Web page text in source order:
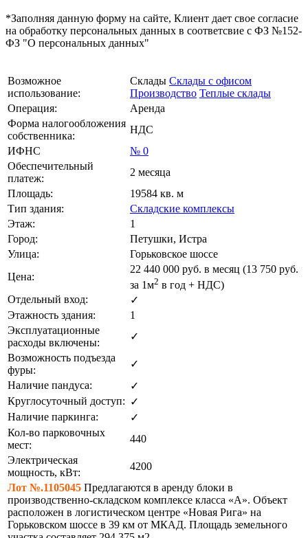
*Заполняя данную форму на сайте, Клиент дает свое согласие
на обработку персональных данных в соответсвие с ФЗ №152-
ФЗ "О персональных данных"
Возможное
использование:
Склады Склады с офисом
Производство Теплые склады
Операция:
Аренда
Форма налогообложения
собственника:
НДС
ИФНС
№ 0
Обеспечительный
платеж:
2 месяца
Площадь:
19584 кв. м
Тип здания:
Складские комплексы
Этаж:
1
Город:
Петушки, Истра
Улица:
Горьковское шоссе
Цена:
22 440 000 руб. в месяц (13 750 руб.
за 1м2 в год + НДС)
Отдельный вход:
✓
Этажность здания:
1
Эксплуатационные
расходы включены:
✓
Возможность подъезда
фуры:
✓
Наличие пандуса:
✓
Круглосуточный доступ: ✓
Наличие паркинга:
✓
Кол-во парковочных
мест:
440
Электрическая
мощность, кВт:
4200
Лот №.1105045 Предлагаются в аренду блоки в
производственно-складском комплексе класса «А». Объект
расположен в логистическом центре «Новая Рига» на
Горьковском шоссе в 39 км от МКАД. Площадь земельного